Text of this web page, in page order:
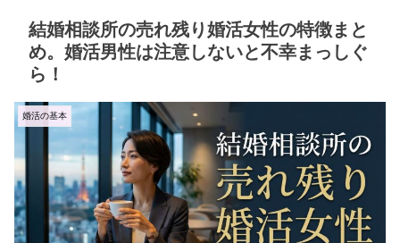
結婚相談所の売れ残り婚活女性の特徴まと
め。婚活男性は注意しないと不幸まっしぐ
ら！
婚活の基本